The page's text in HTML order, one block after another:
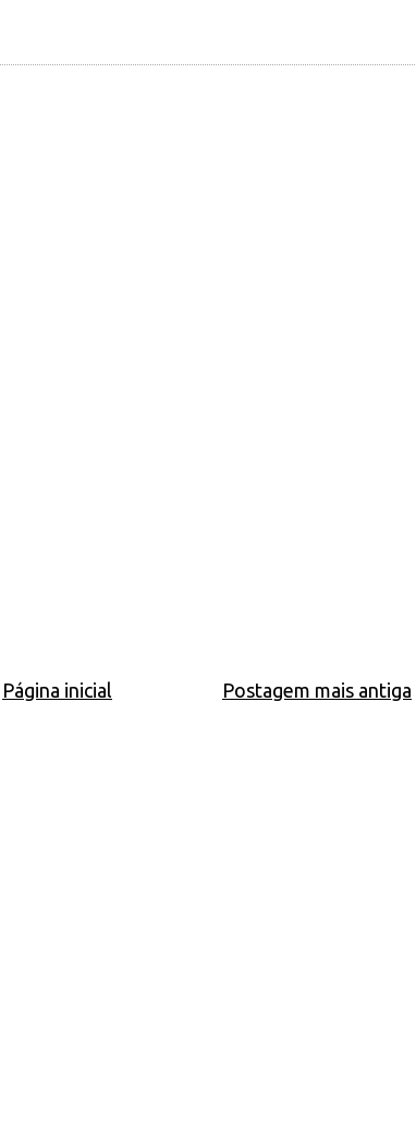
Postagem mais antiga
Página inicial